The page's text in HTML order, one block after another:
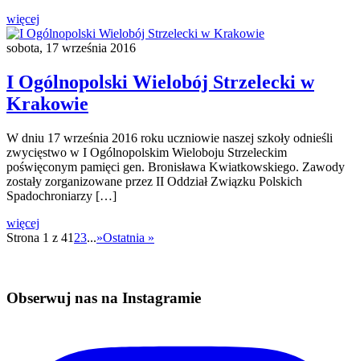
więcej
sobota, 17 września 2016
I Ogólnopolski Wielobój Strzelecki w
Krakowie
W dniu 17 września 2016 roku uczniowie naszej szkoły odnieśli
zwycięstwo w I Ogólnopolskim Wieloboju Strzeleckim
poświęconym pamięci gen. Bronisława Kwiatkowskiego. Zawody
zostały zorganizowane przez II Oddział Związku Polskich
Spadochroniarzy […]
więcej
Strona 1 z 41 23...»Ostatnia »
Obserwuj nas na Instagramie